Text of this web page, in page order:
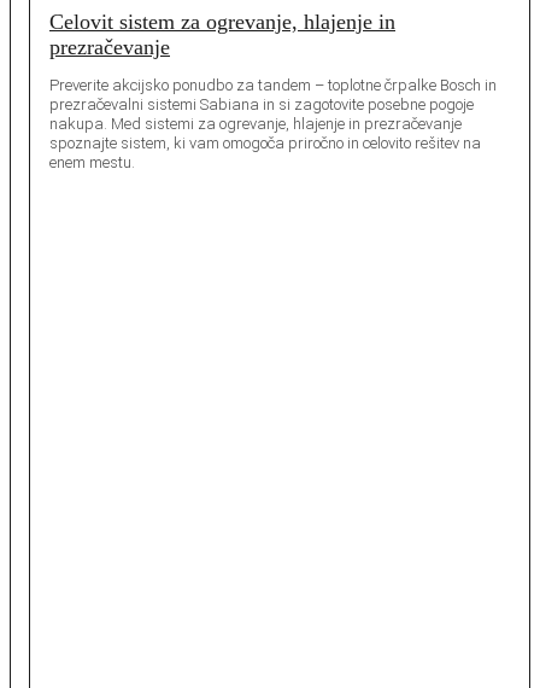
Celovit sistem za ogrevanje, hlajenje in
prezračevanje
Preverite akcijsko ponudbo za tandem – toplotne črpalke Bosch in
prezračevalni sistemi Sabiana in si zagotovite posebne pogoje
nakupa. Med sistemi za ogrevanje, hlajenje in prezračevanje
spoznajte sistem, ki vam omogoča priročno in celovito rešitev na
enem mestu.